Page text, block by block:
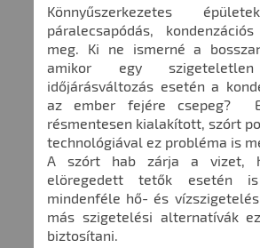
Könnyűszerkezetes
páralecsapódás,
meg. Ki ne ismerné a
amikor egy szigeteletlen
időjárásváltozás esetén a
az ember fejére csepeg?
résmentesen kialakított, szórt
technológiával ez probléma is
A szórt hab zárja a vizet,
elöregedett tetők esetén is
mindenféle hő- és
más szigetelési alternatívák
biztosítani.